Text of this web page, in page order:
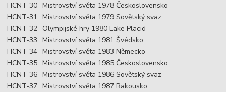
HCNT-30 Mistrovství světa 1978 Československo
HCNT-31 Mistrovství světa 1979 Sovětský svaz
HCNT-32 Olympijské hry 1980 Lake Placid
HCNT-33 Mistrovství světa 1981 Švédsko
HCNT-34 Mistrovství světa 1983 Německo
HCNT-35 Mistrovství světa 1985 Československo
HCNT-36 Mistrovství světa 1986 Sovětský svaz
HCNT-37 Mistrovství světa 1987 Rakousko